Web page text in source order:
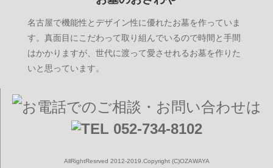
名古屋で機能性とデザイン性に優れたお墓を作っていま
す。真面目にこだわって取り組んでいるので時間と手間
はかかりますが、世代に渡って愛させれるお墓を作りた
いと思っています。
AllRightResrved 2012-2019.Copyright (C)OZAWAYA